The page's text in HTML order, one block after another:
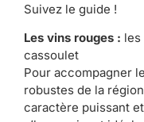
Suivez le guide !
Les vins rouges : les
cassoulet
Pour accompagner
robustes de la
caractère puissant